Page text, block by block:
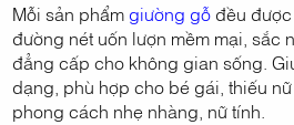
Mỗi sản phẩm giường gỗ đều
đường nét uốn lượn mềm mại, sắc
đẳng cấp cho không gian sống.
dạng, phù hợp cho bé gái, thiếu
phong cách nhẹ nhàng, nữ tính.